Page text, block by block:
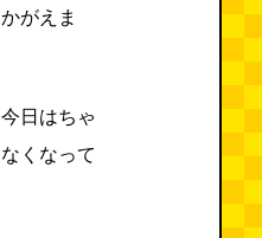
がえま
日はちゃ
くなって